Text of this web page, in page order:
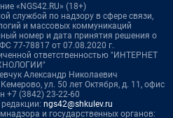
«NGS42.RU» (18+)
службой по надзору в сфере связи,
и массовых коммуникаций
номер и дата принятия решения о
77-78817 от 07.08.2020 г.
ответственностью "ИНТЕРНЕТ
Александр Николаевич
ул. 50 лет Октября, д. 11, офис
+7 (3842) 23-22-60
ngs42@shkulev.ru
и государственных органов: